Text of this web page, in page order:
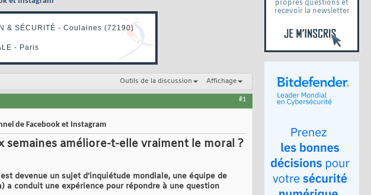
propres questions et
recevoir la newsletter
Outils de la discussion Affichage
#1
de Facebook et Instagram
améliore-t-elle vraiment le moral ?
devenue un sujet d’inquiétude mondiale, une équipe de
conduit une expérience pour répondre à une question